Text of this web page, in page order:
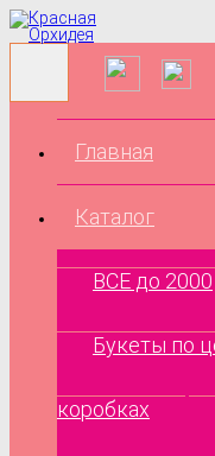
Главная
Каталог
ВСЕ до 2000
Букеты по
коробках